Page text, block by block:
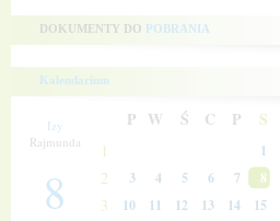
DOKUMENTY DO POBRANIA
Kalendarium
Izy
Rajmunda
8
P W Ś C P S
1 1
2 3 4 5 6 7 8
3 10 11 12 13 14 15